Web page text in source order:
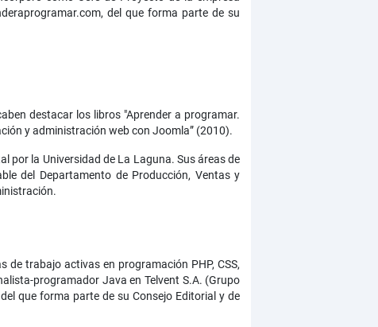
del que forma parte de su
destacar los libros "Aprender a programar.
y administración web con Joomla” (2010).
por la Universidad de La Laguna. Sus áreas de
del Departamento de Producción, Ventas y
de trabajo activas en programación PHP, CSS,
programador Java en Telvent S.A. (Grupo
que forma parte de su Consejo Editorial y de